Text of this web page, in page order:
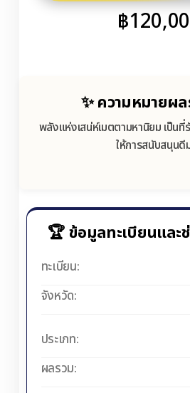
฿
✨ ความหมายผ
พลังแห่งเสน่ห์เมตตามหานิยม เป็น
ให้การสนับสนุนดี
🏆 ข้อมูลทะเบียนและ
ทะเบียน:
จังหวัด:
ประเภท:
ผลรวม: